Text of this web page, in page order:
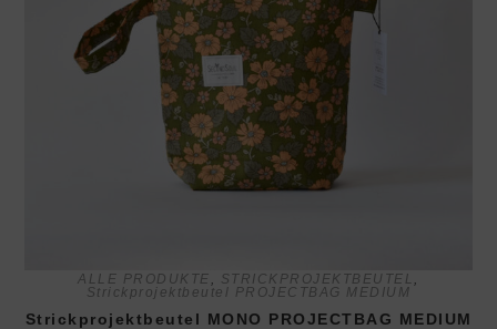
ALLE PRODUKTE STRICKPROJEKTBEUTEL
Strickprojektbeutel PROJECTBAG MEDIUM
Strickprojektbeutel MONO PROJECTBAG MEDIUM